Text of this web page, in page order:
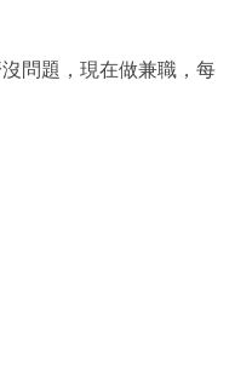
問題，現在做兼職，每